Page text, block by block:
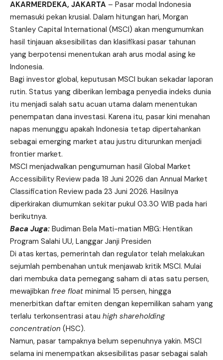
AKARMERDEKA, JAKARTA – Pasar modal Indonesia
memasuki pekan krusial. Dalam hitungan hari, Morgan
Stanley Capital International (MSCI) akan mengumumkan
hasil tinjauan aksesibilitas dan klasifikasi pasar tahunan
yang berpotensi menentukan arah arus modal asing ke
Indonesia.
Bagi investor global, keputusan MSCI bukan sekadar laporan
rutin. Status yang diberikan lembaga penyedia indeks dunia
itu menjadi salah satu acuan utama dalam menentukan
penempatan dana investasi. Karena itu, pasar kini menahan
napas menunggu apakah Indonesia tetap dipertahankan
sebagai emerging market atau justru diturunkan menjadi
frontier market.
MSCI menjadwalkan pengumuman hasil Global Market
Accessibility Review pada 18 Juni 2026 dan Annual Market
Classification Review pada 23 Juni 2026. Hasilnya
diperkirakan diumumkan sekitar pukul 03.30 WIB pada hari
berikutnya.
Baca Juga: Budiman Bela Mati-matian MBG: Hentikan
Program Salahi UU, Langgar Janji Presiden
Di atas kertas, pemerintah dan regulator telah melakukan
sejumlah pembenahan untuk menjawab kritik MSCI. Mulai
dari membuka data pemegang saham di atas satu persen,
mewajibkan free float minimal 15 persen, hingga
menerbitkan daftar emiten dengan kepemilikan saham yang
terlalu terkonsentrasi atau high shareholding
concentration (HSC).
Namun, pasar tampaknya belum sepenuhnya yakin. MSCI
selama ini menempatkan aksesibilitas pasar sebagai salah